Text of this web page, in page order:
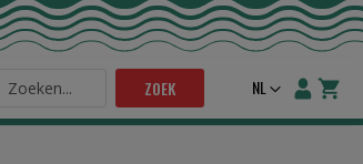
ZOEK Taal
NL